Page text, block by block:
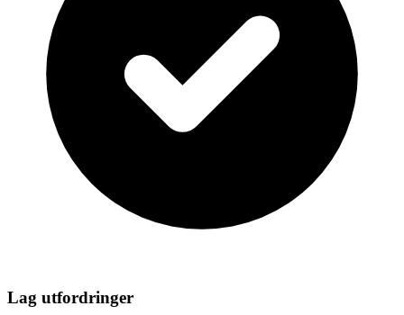
Lag utfordringer